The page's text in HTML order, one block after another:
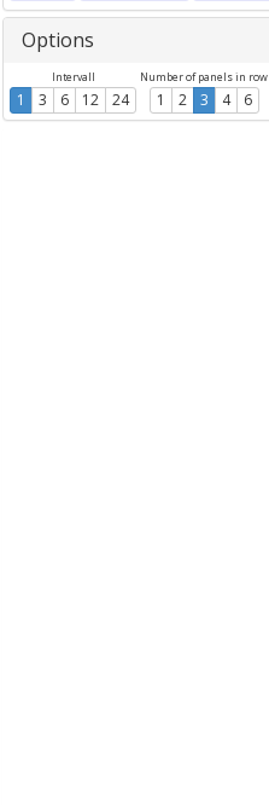
Options
Intervall
1 3 6 12 24
Number of panels in row
1 2 3 4 6